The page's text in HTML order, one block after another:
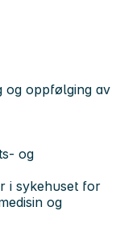
og oppfølging av
og
i sykehuset for
og